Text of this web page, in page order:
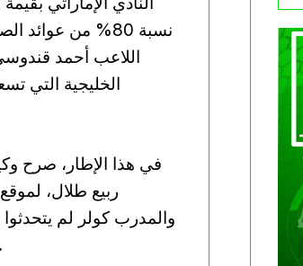
نسبة 80% من
اللاعب أحمد
الخليجية التي
في هذا الإطار، صرح
والمدرب كولر لم
رحيله من النادي خلال هذا الصيف.